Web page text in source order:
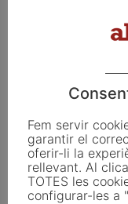
Fem servir
garantir el
oferir-li la
rellevant. Al
TOTES les
configurar-les a